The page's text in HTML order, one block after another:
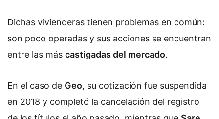
Dichas vivienderas tienen problemas en común:
son poco operadas y sus acciones se encuentran
entre las más castigadas del mercado.
En el caso de Geo, su cotización fue suspendida
en 2018 y completó la cancelación del registro